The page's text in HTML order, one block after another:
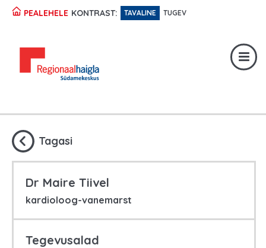
PEALEHELE KONTRAST: TAVALINE TUGEV
617 1049
Erakorraline abi:
Digiregistratuur:
Tagasi
Dr Maire Tiivel
kardioloog-vanemarst
Tegevusalad